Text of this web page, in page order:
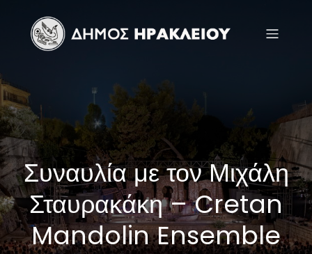
Συναυλία με τον Μιχάλη
Σταυρακάκη – Cretan
Mandolin Ensemble